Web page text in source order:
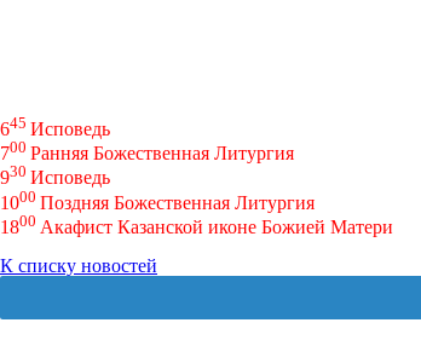
645 Исповедь
700 Ранняя Божественная Литургия
930 Исповедь
1000 Поздняя Божественная Литургия
1800 Акафист Казанской иконе Божией Матери
К списку новостей